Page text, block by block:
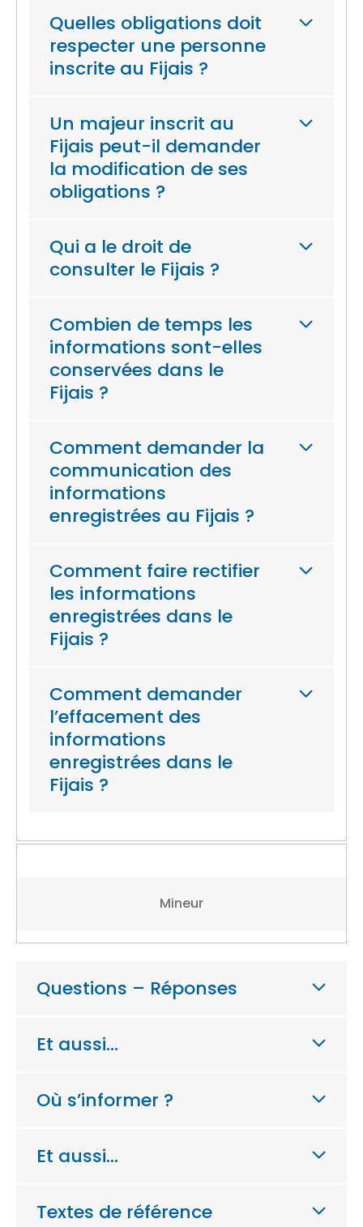
Quelles obligations doit
respecter une personne
inscrite au Fijais ?
Un majeur inscrit au
Fijais peut-il demander
la modification de ses
obligations ?
Qui a le droit de
consulter le Fijais ?
Combien de temps les
informations sont-elles
conservées dans le
Fijais ?
Comment demander la
communication des
informations
enregistrées au Fijais ?
Comment faire rectifier
les informations
enregistrées dans le
Fijais ?
Comment demander
l’effacement des
informations
enregistrées dans le
Fijais ?
Mineur
Questions – Réponses
Et aussi…
Où s’informer ?
Et aussi…
Textes de référence